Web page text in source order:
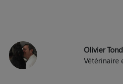
Olivier
Vétérinaire